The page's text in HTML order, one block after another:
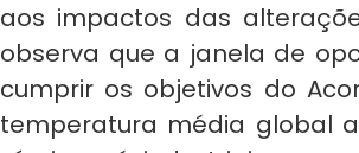
aos impactos das
observa que a janela de
cumprir os objetivos do
temperatura média global